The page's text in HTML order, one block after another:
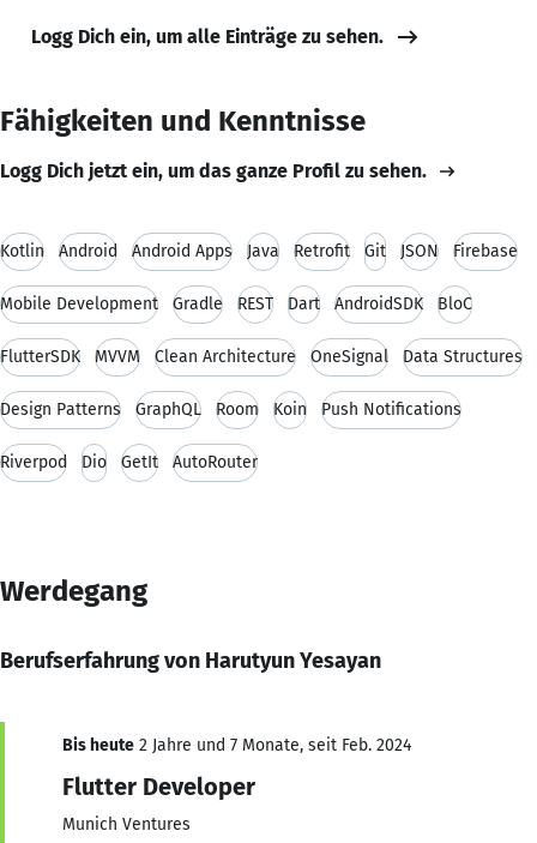
Logg Dich ein, um alle Einträge zu sehen.
Fähigkeiten und Kenntnisse
Logg Dich jetzt ein, um das ganze Profil zu sehen.
Kotlin Android Android Apps Java Retrofit Git JSON Firebase
Mobile Development Gradle REST Dart AndroidSDK BloC
FlutterSDK MVVM Clean Architecture OneSignal Data Structures
Design Patterns GraphQL Room Koin Push Notifications
Riverpod Dio GetIt AutoRouter
Werdegang
Berufserfahrung von Harutyun Yesayan
Bis heute 2 Jahre und 7 Monate, seit Feb. 2024
Flutter Developer
Munich Ventures